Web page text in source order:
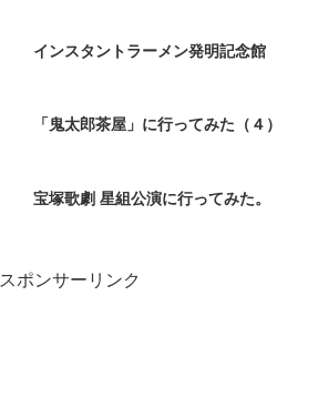
インスタントラーメン発明記念館
「鬼太郎茶屋」に行ってみた（４）
宝塚歌劇 星組公演に行ってみた。
スポンサーリンク